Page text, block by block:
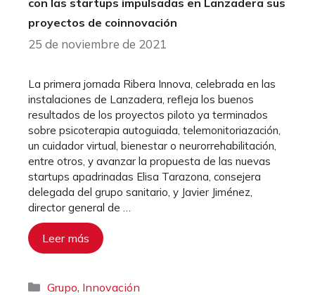
proyectos de coinnovación
25 de noviembre de 2021
La primera jornada Ribera Innova, celebrada en las
instalaciones de Lanzadera, refleja los buenos
resultados de los proyectos piloto ya terminados
sobre psicoterapia autoguiada, telemonitoriazación,
un cuidador virtual, bienestar o neurorrehabilitación,
entre otros, y avanzar la propuesta de las nuevas
startups apadrinadas Elisa Tarazona, consejera
delegada del grupo sanitario, y Javier Jiménez,
director general de …
Leer más
Categorías
Grupo, Innovación